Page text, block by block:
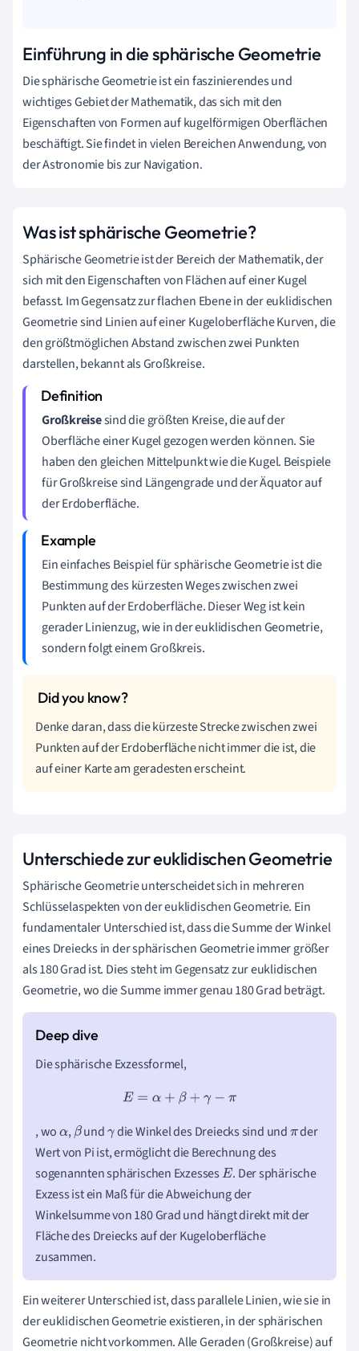
Einführung in die sphärische Geometrie
Die sphärische Geometrie ist ein faszinierendes und
wichtiges Gebiet der Mathematik, das sich mit den
Eigenschaften von Formen auf kugelförmigen Oberflächen
beschäftigt. Sie findet in vielen Bereichen Anwendung, von
der Astronomie bis zur Navigation.
Was ist sphärische Geometrie?
Sphärische Geometrie ist der Bereich der Mathematik, der
sich mit den Eigenschaften von Flächen auf einer Kugel
befasst. Im Gegensatz zur flachen Ebene in der euklidischen
Geometrie sind Linien auf einer Kugeloberfläche Kurven, die
den größtmöglichen Abstand zwischen zwei Punkten
darstellen, bekannt als Großkreise.
Großkreisesind die größten Kreise, die auf der
Oberfläche einer Kugel gezogen werden können. Sie
haben den gleichen Mittelpunkt wie die Kugel. Beispiele
für Großkreise sind Längengrade und der Äquator auf
der Erdoberfläche.
Ein einfaches Beispiel für sphärische Geometrie ist die
Bestimmung des kürzesten Weges zwischen zwei
Punkten auf der Erdoberfläche. Dieser Weg ist kein
gerader Linienzug, wie in der euklidischen Geometrie,
sondern folgt einem Großkreis.
Denke daran, dass die kürzeste Strecke zwischen zwei
Punkten auf der Erdoberfläche nicht immer die ist, die
auf einer Karte am geradesten erscheint.
Unterschiede zur euklidischen Geometrie
Sphärische Geometrie unterscheidet sich in mehreren
Schlüsselaspekten von der euklidischen Geometrie. Ein
fundamentaler Unterschied ist, dass die Summe der Winkel
eines Dreiecks in der sphärischen Geometrie immer größer
als 180 Grad ist. Dies steht im Gegensatz zur euklidischen
Geometrie, wo die Summe immer genau 180 Grad beträgt.
Die sphärische Exzessformel,
E= α+ β+γ− π
, woα,βundγ die Winkel des Dreiecks sind undπder
Wert von Pi ist, ermöglicht die Berechnung des
sogenannten sphärischen ExzessesE . Der sphärische
Exzess ist ein Maß für die Abweichung der
Winkelsumme von 180 Grad und hängt direkt mit der
Fläche des Dreiecks auf der Kugeloberfläche
zusammen.
Ein weiterer Unterschied ist, dass parallele Linien, wie sie in
der euklidischen Geometrie existieren, in der sphärischen
Geometrie nicht vorkommen. Alle Geraden (Großkreise) auf